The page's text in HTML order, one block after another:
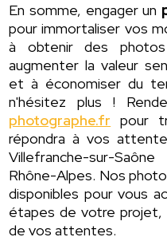
En somme, engager un
pour immortaliser vos
à obtenir des
augmenter la valeur
et à économiser du
n'hésitez plus !
photographe.fr pour
répondra à vos
Villefranche-sur-
Rhône-Alpes. Nos
disponibles pour vous
étapes de votre projet,
de vos attentes.